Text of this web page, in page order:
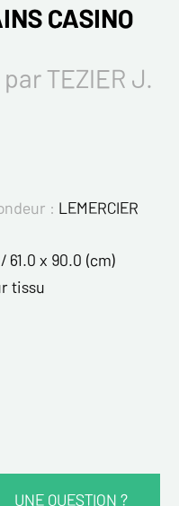
CASINO
TEZIER J.
: LEMERCIER
61.0 x 90.0 (cm)
tissu
UNE QUESTION ?